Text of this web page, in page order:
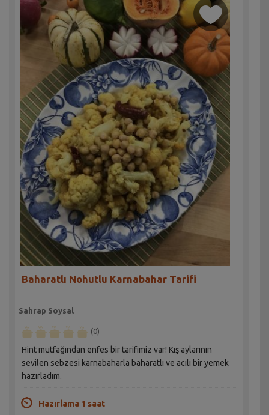
Baharatlı Nohutlu Karnabahar Tarifi
Sahrap Soysal
(0)
Hint mutfağından enfes bir tarifimiz var! Kış aylarının
sevilen sebzesi karnabaharla baharatlı ve acılı bir yemek
hazırladım.
Hazırlama 1 saat